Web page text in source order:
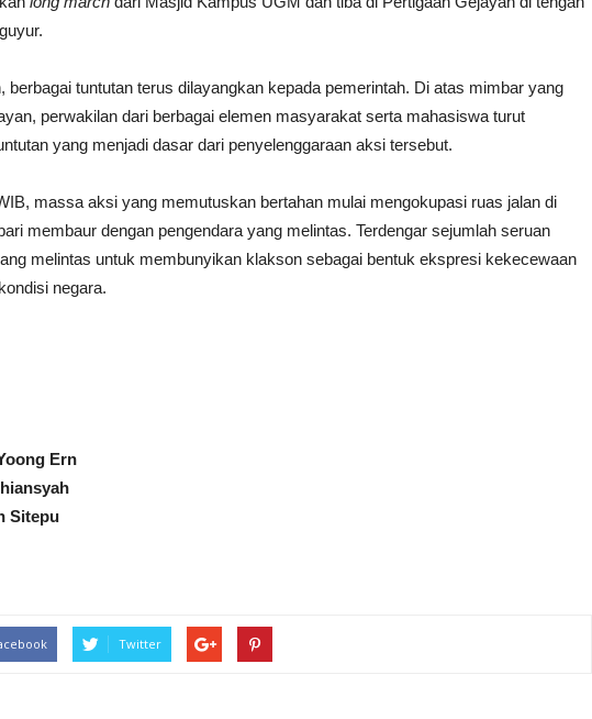
berbagai tuntutan terus dilayangkan kepada pemerintah. Di atas mimbar yang
perwakilan dari berbagai elemen masyarakat serta mahasiswa turut
yang menjadi dasar dari penyelenggaraan aksi tersebut.
massa aksi yang memutuskan bertahan mulai mengokupasi ruas jalan di
membaur dengan pengendara yang melintas. Terdengar sejumlah seruan
melintas untuk membunyikan klakson sebagai bentuk ekspresi kekecewaan
negara.
Ern
Sitepu
Twitter